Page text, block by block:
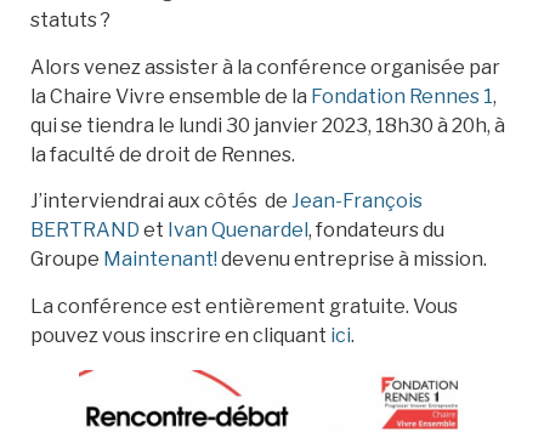
statuts ?
Alors venez assister à la conférence organisée par
la Chaire Vivre ensemble de la Fondation Rennes 1,
qui se tiendra le lundi 30 janvier 2023, 18h30 à 20h, à
la faculté de droit de Rennes.
J’interviendrai aux côtés de Jean-François
BERTRAND et Ivan Quenardel , fondateurs du
Groupe Maintenant! devenu entreprise à mission.
La conférence est entièrement gratuite. Vous
pouvez vous inscrire en cliquant ici.